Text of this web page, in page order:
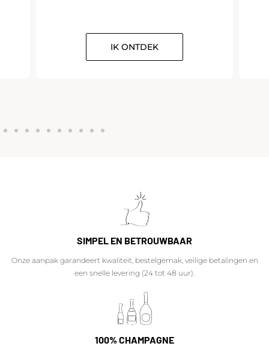
IK ONTDEK
SIMPEL EN BETROUWBAAR
Onze aanpak garandeert kwaliteit, bestelgemak, veilige betalingen en
een snelle levering (24 tot 48 uur).
100% CHAMPAGNE